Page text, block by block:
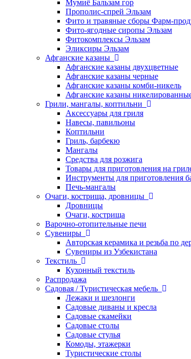
Мумиё Бальзам гор
Прополис-спрей Эльзам
Фито и травяные сборы Фарм-
Фито-ягодные сиропы Эльзам
Фитокомплексы Эльзам
Эликсиры Эльзам
Афганские казаны
Афганские казаны двухцветные
Афганские казаны черные
Афганские казаны комби-никель
Афганские казаны
Грили, мангалы, коптильни
Аксессуары для гриля
Навесы, павильоны
Коптильни
Гриль, барбекю
Мангалы
Средства для розжига
Товары для приготовления на
Инструменты для приготовления
Печь-мангалы
Очаги, кострища, дровницы
Дровницы
Очаги, кострища
Варочно-отопительные печи
Сувениры
Авторская керамика и резьба по
Сувениры из Узбекистана
Текстиль
Кухонный текстиль
Распродажа
Садовая / Туристическая мебель
Лежаки и шезлонги
Садовые диваны и кресла
Садовые скамейки
Садовые столы
Садовые стулья
Комоды, этажерки
Туристические столы